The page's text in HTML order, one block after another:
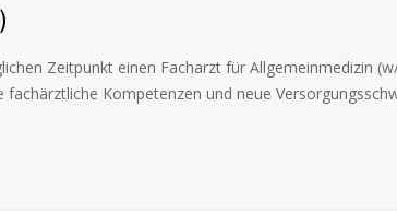
Zeitpunkt einen Facharzt für Allgemeinmedizin
Kompetenzen und neue